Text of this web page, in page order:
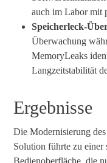
auch im Labor mit
Speicherleck-
Überwachung
MemoryLeaks
Langzeitstabilität
Ergebnisse
Die Modernisierung
Solution führte zu einer